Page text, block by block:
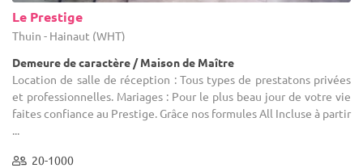
Le Prestige
Thuin - Hainaut (WHT)
Demeure de caractère / Maison de Maître
Location de salle de réception : Tous types de prestatons privées
et professionnelles. Mariages : Pour le plus beau jour de votre vie
faites confiance au Prestige. Grâce nos formules All Incluse à partir
20-1000